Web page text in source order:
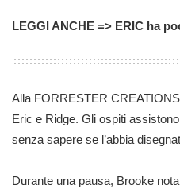
LEGGI ANCHE => ERIC ha
Alla FORRESTER
Eric e Ridge. Gli ospiti
senza sapere se l’abbia
Durante una pausa, Brooke